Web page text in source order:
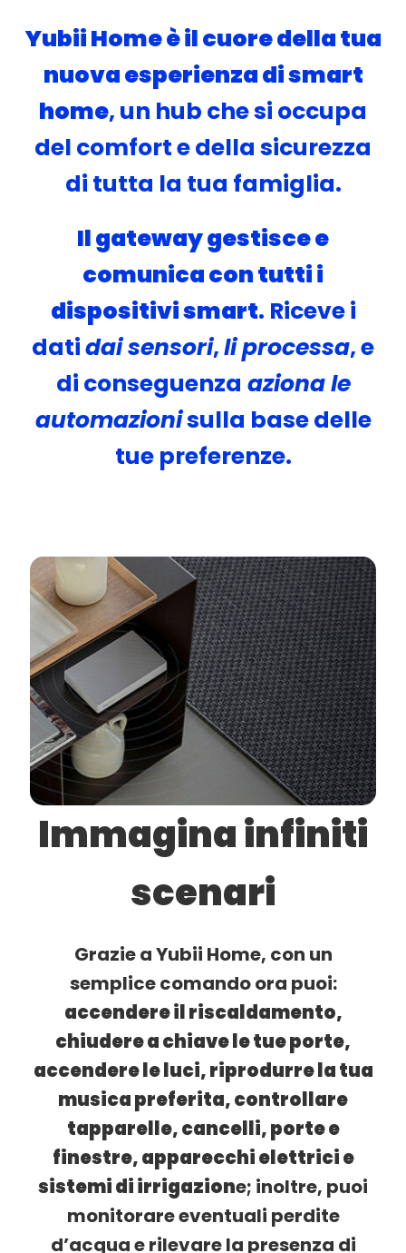
Yubii Home è il cuore della tua
nuova esperienza di smart
home, un hub che si occupa
del comfort e della sicurezza
di tutta la tua famiglia.
Il gateway gestisce e
comunica con tutti i
dispositivi smart. Riceve i
datidai sensori,li processa, e
di conseguenza aziona le
automazionisulla base delle
tue preferenze.
Immagina infiniti
scenari
Grazie a Yubii Home, con un
semplice comando ora puoi:
accendere il riscaldamento,
chiudere a chiave le tue porte,
accendere le luci, riprodurre la tua
musica preferita, controllare
tapparelle, cancelli, porte e
finestre, apparecchi elettrici e
sistemi di irrigazione; inoltre, puoi
monitorare eventuali perdite
d’acqua e rilevare la presenza di